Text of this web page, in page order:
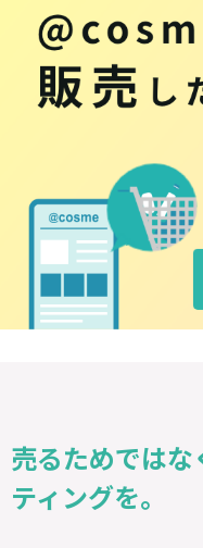
売るためでは
ティングを。